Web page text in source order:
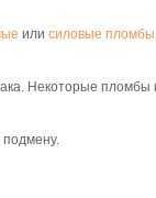
или силовые пломбы
Некоторые